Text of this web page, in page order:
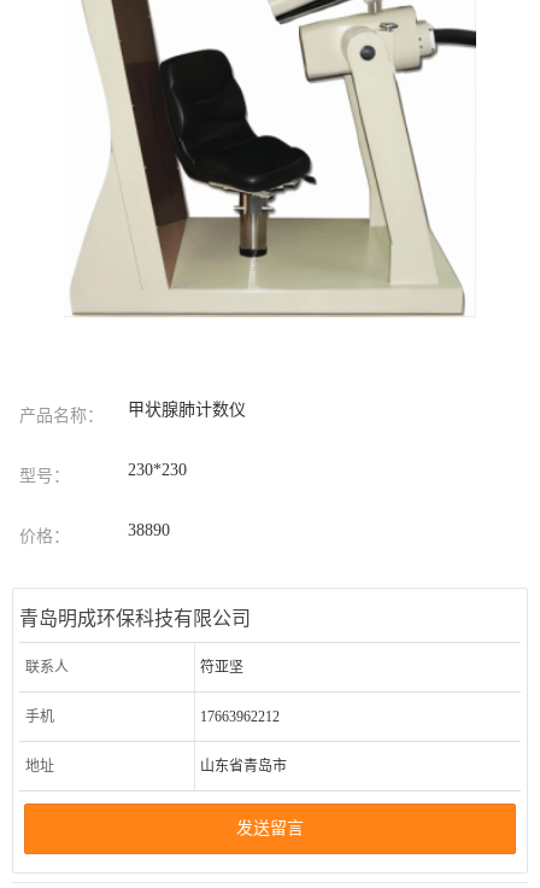
产品名称： 甲状腺肺计数仪
型号： 230*230
价格： 38890
青岛明成环保科技有限公司
联系人 符亚坚
手机 17663962212
地址 山东省青岛市
发送留言